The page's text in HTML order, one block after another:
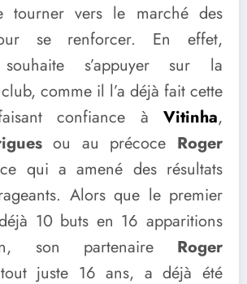
tourner vers le marché des
se renforcer. En effet,
souhaite s’appuyer sur la
comme il l’a déjà fait cette
confiance à Vitinha,
ou au précoce Roger
qui a amené des résultats
Alors que le premier
10 buts en 16 apparitions
son partenaire Roger
juste 16 ans, a déjà été